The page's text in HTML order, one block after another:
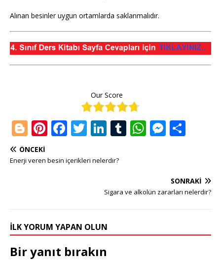
Alınan besinler uygun ortamlarda saklanmalıdır.
Our Score
Bl
o
g
Pi
te
F
c
o
k
T
it
Li
k
dI
T
r
W
A
M
e
n
r
e
ÖNCEKI
Enerji veren besin içerikleri nelerdir?
SONRAKI
Sigara ve alkolün zararları nelerdir?
İLK YORUM YAPAN OLUN
Bir yanıt bırakın